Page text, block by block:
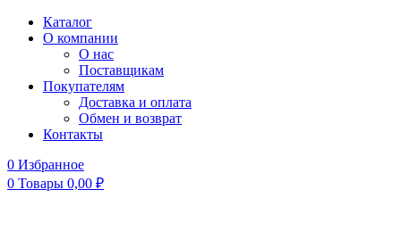
Каталог
О компании
О нас
Поставщикам
Покупателям
Доставка и оплата
Обмен и возврат
Контакты
0 Избранное
0 Товары 0,00 ₽